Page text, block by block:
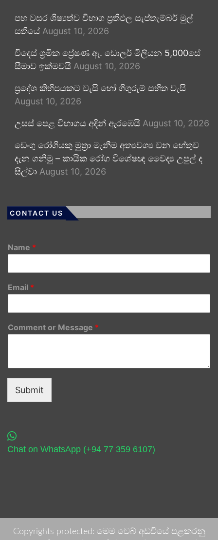
පහ වසර ශිෂ්‍යත්ව විභාග ප්‍රතිඵල සැප්තැම්බර් මුල්
සතියේ August 10, 2026
විදෙස් ශ්‍රමික ප්‍රේෂණ ඇ. ඩොලර් මිලියන 5,000සේ
සීමාව ඉක්මවයි August 10, 2026
ප්‍රදේශ කිහිපයකට වැසි හෝ ගිගුරුම් සහිත වැසි
August 10, 2026
උසස් පෙළ විභාගය අදින් ඇරඹෙයි August 10, 2026
ඩෙංගු රෝගියකු ⁣මුත්‍රා මැනීම අත්‍යවශ්‍ය වන හේතුව
දැන ගනිමු – කායික රෝග විශේෂඥ වෛද්‍ය උපුල් ද
සිල්වා August 10, 2026
CONTACT US
Name *
Email *
Comment or Message *
Submit
Chat on WhatsApp (+94 77 359 6107)
Copyrights protected: මෙම වෙබ් අඩවියේ පළකරනු